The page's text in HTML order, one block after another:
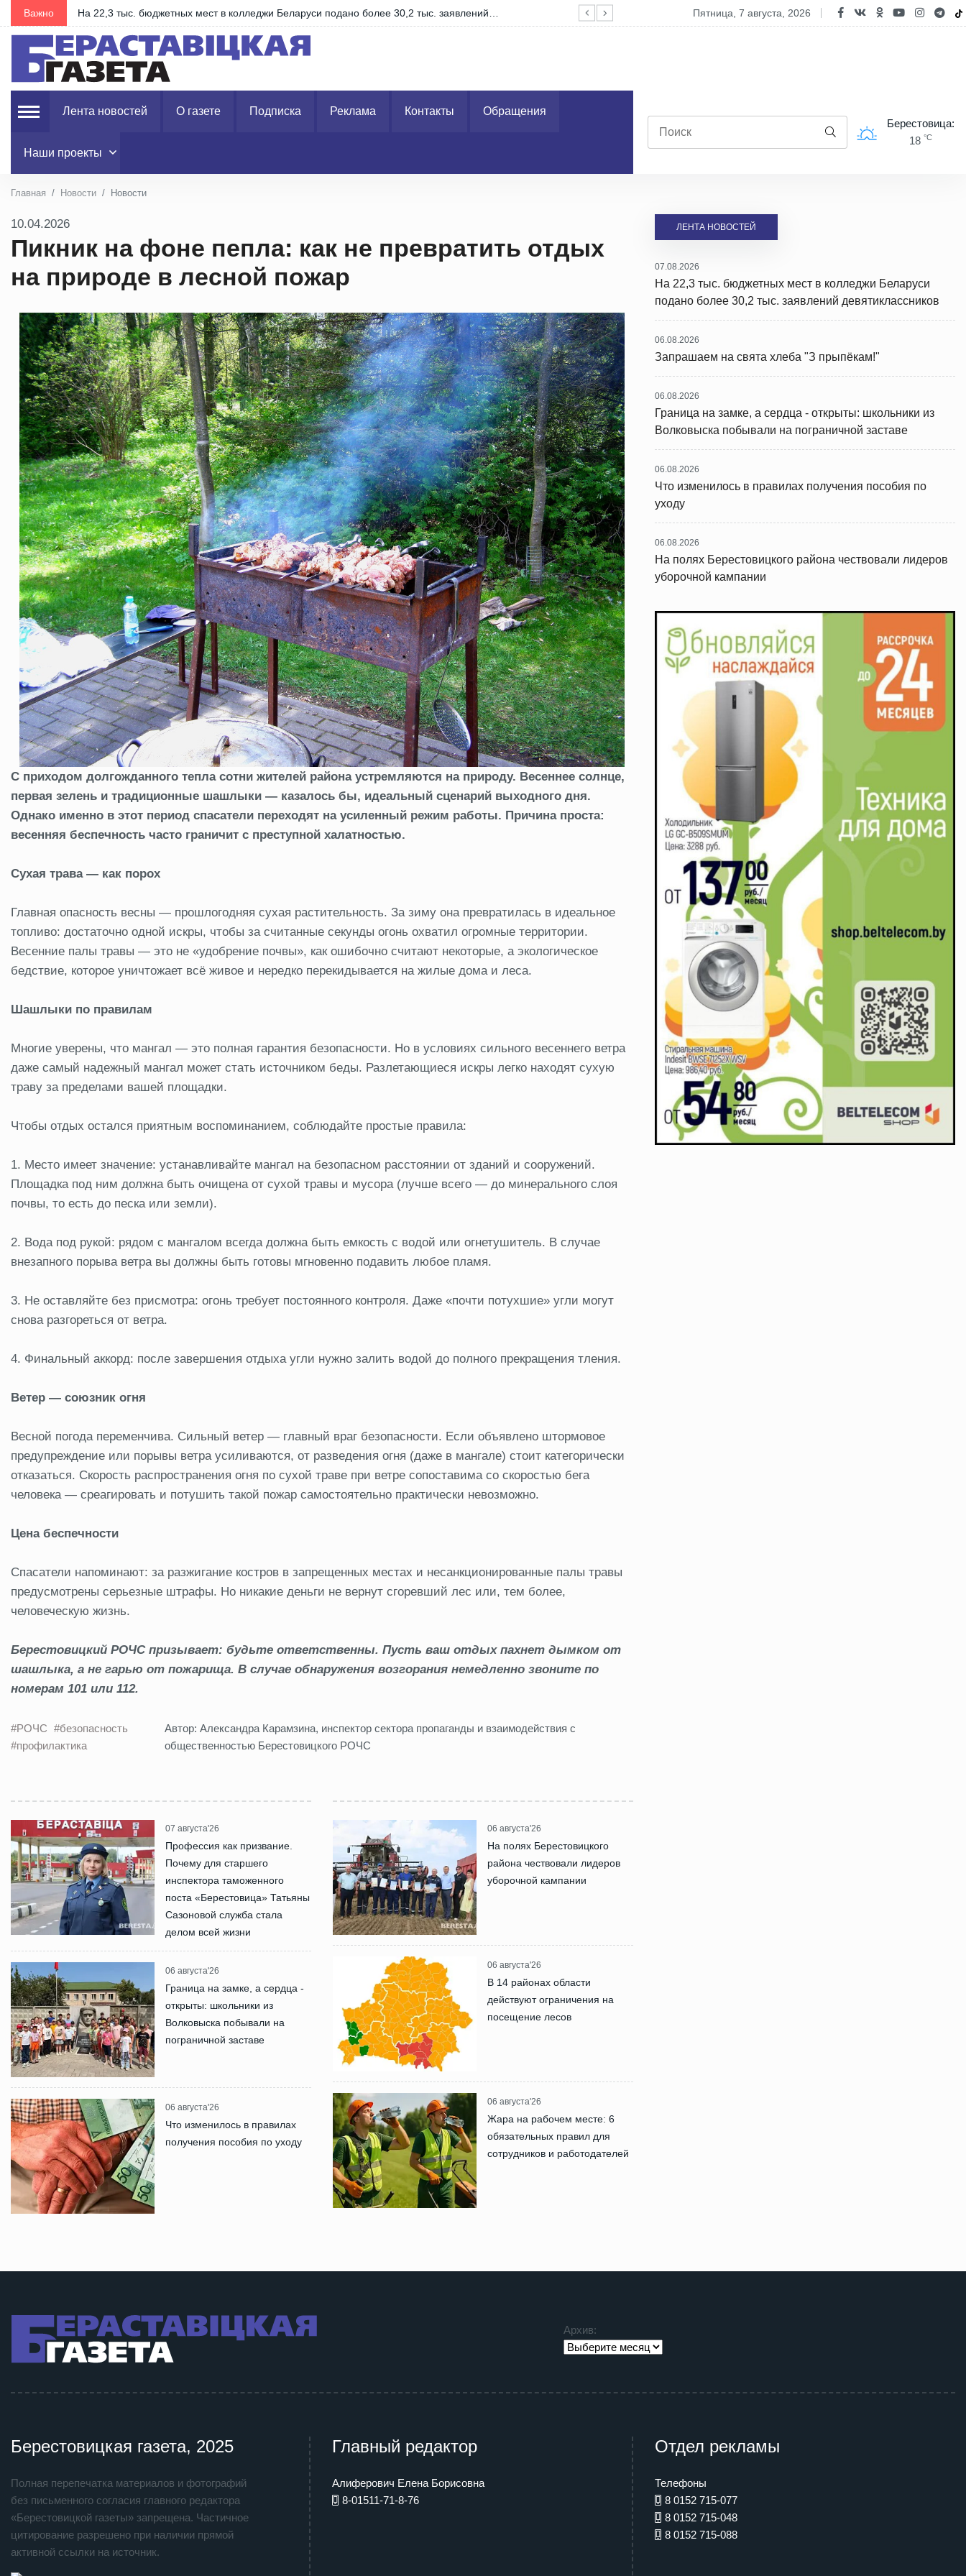
Важно Запрашаем на свята хлеба "З прыпёкам!" Граница на замке, а сердца - открыты: школьники из Волковыска
пятница, 7 августа, 2026
Лента новостей О газете Подписка Реклама Контакты Обращения
Наши проекты
Берестовица:
18 °C
Главная Новости Новости
10.04.2026
Пикник на фоне пепла: как не превратить отдых
на природе в лесной пожар
С приходом долгожданного тепла сотни жителей района устремляются на природу. Весеннее солнце,
первая зелень и традиционные шашлыки — казалось бы, идеальный сценарий выходного дня.
Однако именно в этот период спасатели переходят на усиленный режим работы. Причина проста:
весенняя беспечность часто граничит с преступной халатностью.
Сухая трава — как порох
Главная опасность весны — прошлогодняя сухая растительность. За зиму она превратилась в идеальное
топливо: достаточно одной искры, чтобы за считанные секунды огонь охватил огромные территории.
Весенние палы травы — это не «удобрение почвы», как ошибочно считают некоторые, а экологическое
бедствие, которое уничтожает всё живое и нередко перекидывается на жилые дома и леса.
Шашлыки по правилам
Многие уверены, что мангал — это полная гарантия безопасности. Но в условиях сильного весеннего ветра
даже самый надежный мангал может стать источником беды. Разлетающиеся искры легко находят сухую
траву за пределами вашей площадки.
Чтобы отдых остался приятным воспоминанием, соблюдайте простые правила:
1. Место имеет значение: устанавливайте мангал на безопасном расстоянии от зданий и сооружений.
Площадка под ним должна быть очищена от сухой травы и мусора (лучше всего — до минерального слоя
почвы, то есть до песка или земли).
2. Вода под рукой: рядом с мангалом всегда должна быть емкость с водой или огнетушитель. В случае
внезапного порыва ветра вы должны быть готовы мгновенно подавить любое пламя.
3. Не оставляйте без присмотра: огонь требует постоянного контроля. Даже «почти потухшие» угли могут
снова разгореться от ветра.
4. Финальный аккорд: после завершения отдыха угли нужно залить водой до полного прекращения тления.
Ветер — союзник огня
Весной погода переменчива. Сильный ветер — главный враг безопасности. Если объявлено штормовое
предупреждение или порывы ветра усиливаются, от разведения огня (даже в мангале) стоит категорически
отказаться. Скорость распространения огня по сухой траве при ветре сопоставима со скоростью бега
человека — среагировать и потушить такой пожар самостоятельно практически невозможно.
Цена беспечности
Спасатели напоминают: за разжигание костров в запрещенных местах и несанкционированные палы травы
предусмотрены серьезные штрафы. Но никакие деньги не вернут сгоревший лес или, тем более,
человеческую жизнь.
Берестовицкий РОЧС призывает: будьте ответственны. Пусть ваш отдых пахнет дымком от
шашлыка, а не гарью от пожарища. В случае обнаружения возгорания немедленно звоните по
номерам 101 или 112.
#РОЧС #безопасность
#профилактика
Автор: Александра Карамзина, инспектор сектора пропаганды и взаимодействия с
общественностью Берестовицкого РОЧС
07 августа'26
Профессия как призвание.
Почему для старшего
инспектора таможенного
поста «Берестовица» Татьяны
Сазоновой служба стала
делом всей жизни
06 августа'26
Граница на замке, а сердца -
открыты: школьники из
Волковыска побывали на
пограничной заставе
06 августа'26
Что изменилось в правилах
получения пособия по уходу
06 августа'26
На полях Берестовицкого
района чествовали лидеров
уборочной кампании
06 августа'26
В 14 районах области
действуют ограничения на
посещение лесов
06 августа'26
Жара на рабочем месте: 6
обязательных правил для
сотрудников и работодателей
ЛЕНТА НОВОСТЕЙ
07.08.2026
На 22,3 тыс. бюджетных мест в колледжи Беларуси
подано более 30,2 тыс. заявлений девятиклассников
06.08.2026
Запрашаем на свята хлеба "З прыпёкам!"
06.08.2026
Граница на замке, а сердца - открыты: школьники из
Волковыска побывали на пограничной заставе
06.08.2026
Что изменилось в правилах получения пособия по
уходу
06.08.2026
На полях Берестовицкого района чествовали лидеров
уборочной кампании
Архив:
Берестовицкая газета, 2025
Полная перепечатка материалов и фотографий
без письменного согласия главного редактора
«Берестовицкой газеты» запрещена. Частичное
цитирование разрешено при наличии прямой
активной ссылки на источник.
Главный редактор
Алиферович Елена Борисовна
8-01511-71-8-76
Отдел рекламы
Телефоны
8 0152 715-077
8 0152 715-048
8 0152 715-088